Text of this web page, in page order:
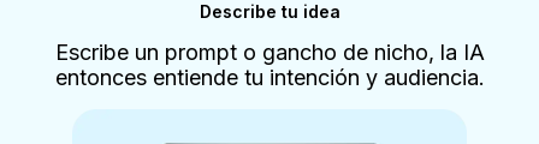
Describe tu idea
Escribe un prompt o gancho de nicho, la IA
entonces entiende tu intención y audiencia.